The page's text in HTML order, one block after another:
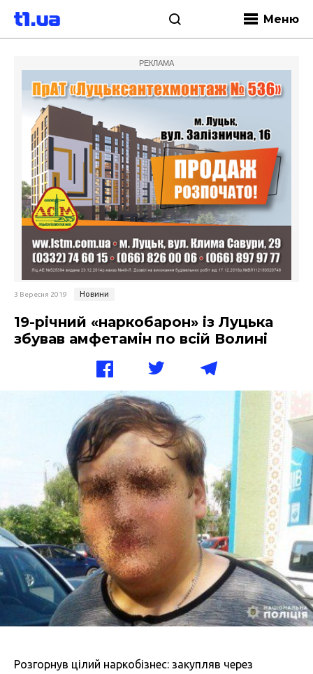
Меню
РЕКЛАМА
3 Вересня 2019 Новини
19-річний «наркобарон» із Луцька
збував амфетамін по всій Волині
Розгорнув цілий наркобізнес: закупляв через